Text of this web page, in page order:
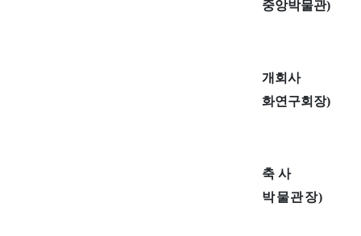
중앙박물관)
화연구회장)
박물관장)